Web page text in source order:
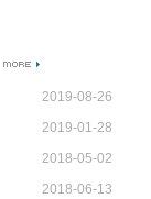
2019-08-26
2019-01-28
2018-05-02
2018-06-13